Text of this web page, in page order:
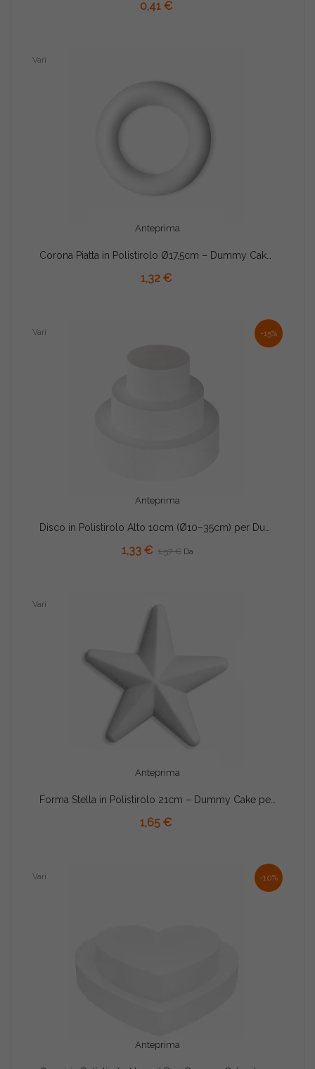
0,41 €
Anteprima
Vari
1,32 €
-15%
Anteprima
Vari
1,33 € 1,57 € Da
Anteprima
Vari
1,65 €
-10%
Anteprima
Vari